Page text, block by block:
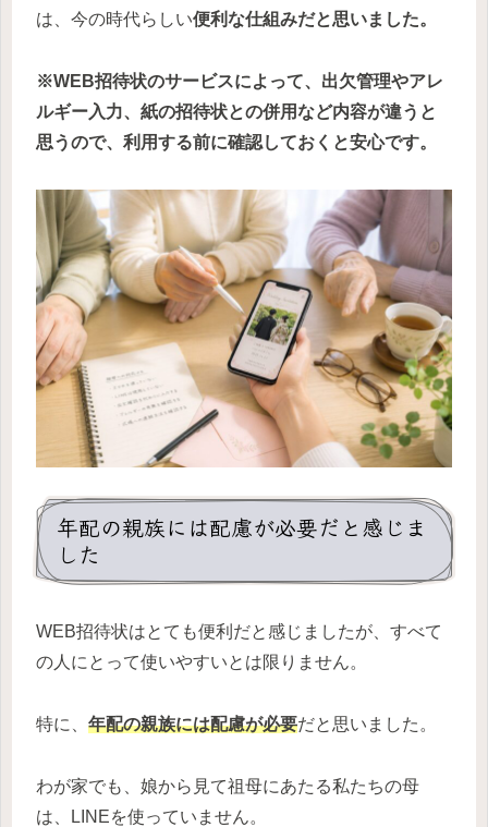
は、今の時代らしい便利な仕組みだと思いました。
※WEB招待状のサービスによって、出欠管理やアレ
ルギー入力、紙の招待状との併用など内容が違うと
思うので、利用する前に確認しておくと安心です。
年配の親族には配慮が必要だと感じま
した
WEB招待状はとても便利だと感じましたが、すべて
の人にとって使いやすいとは限りません。
特に、 年配の親族には配慮が必要だと思いました。
わが家でも、娘から見て祖母にあたる私たちの母
は、LINEを使っていません。